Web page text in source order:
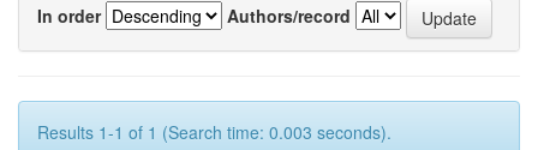
In order
Authors/record
Results 1-1 of 1 (Search time: 0.003 seconds).